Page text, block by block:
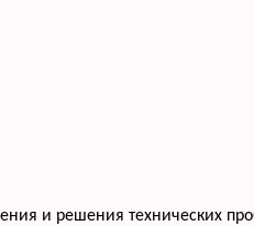
и решения технических